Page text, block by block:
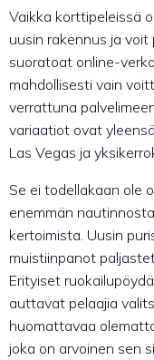
Vaikka korttipeleissä
uusin rakennus ja
suoratoat online-
mahdollisesti vain
verrattuna
variaatiot ovat
Las Vegas ja
Se ei todellakaan ole
enemmän
kertoimista. Uusin
muistiinpanot
Erityiset
auttavat pelaajia
huomattavaa
joka on arvoinen sen